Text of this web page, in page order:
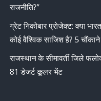
राजनीति?”
ग्रेट निकोबार प्रोजेक्ट: क्या
कोई वैश्विक साजिश है? 5
राजस्थान के सीमावर्ती जिले
81 डेजर्ट कूलर भेंट